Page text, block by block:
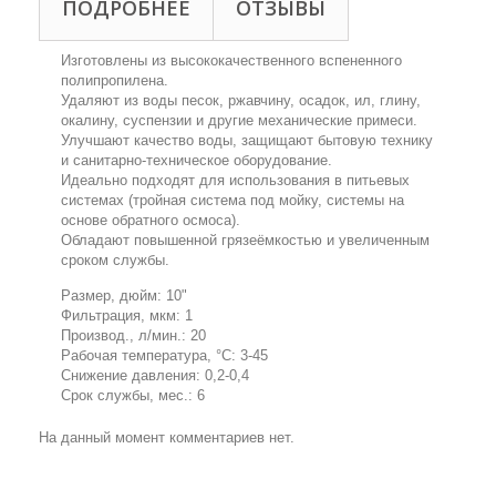
ПОДРОБНЕЕ ОТЗЫВЫ
Изготовлены из высококачественного вспененного
полипропилена.
Удаляют из воды песок, ржавчину, осадок, ил, глину,
окалину, суспензии и другие механические примеси.
Улучшают качество воды, защищают бытовую технику
и санитарно-техническое оборудование.
Идеально подходят для использования в питьевых
системах (тройная система под мойку, системы на
основе обратного осмоса).
Обладают повышенной грязеёмкостью и увеличенным
сроком службы.
Размер, дюйм: 10"
Фильтрация, мкм: 1
Производ., л/мин.: 20
Рабочая температура, °С: 3-45
Снижение давления: 0,2-0,4
Срок службы, мес.: 6
На данный момент комментариев нет.